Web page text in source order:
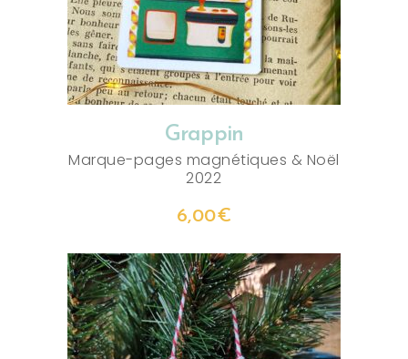
Grappin
Marque-pages magnétiques & Noël
2022
6,00€